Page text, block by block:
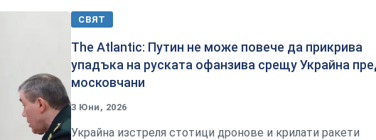
СВЯТ
The Atlantic: Путин не може повече да прикрива
упадъка на руската офанзива срещу Украйна
московчани
3 Юни, 2026
Украйна изстреля стотици дронове и крилати ракети